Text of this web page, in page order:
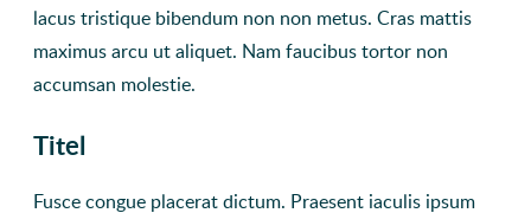
lacus tristique bibendum non non metus. Cras mattis
maximus arcu ut aliquet. Nam faucibus tortor non
accumsan molestie.
Titel
Fusce congue placerat dictum. Praesent iaculis ipsum